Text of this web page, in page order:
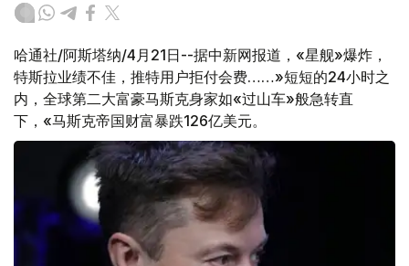
哈通社/阿斯塔纳/4月21日--据中新网报道，«星舰»爆炸，
特斯拉业绩不佳，推特用户拒付会费……»短短的24小时之
内，全球第二大富豪马斯克身家如«过山车»般急转直
下，«马斯克帝国财富暴跌126亿美元。